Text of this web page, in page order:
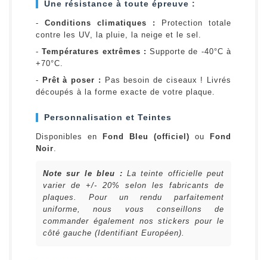
Une résistance à toute épreuve :
- Conditions climatiques :
Protection totale
contre les UV, la pluie, la neige et le sel.
-Températures extrêmes : Supporte de -40°C à
+70°C.
- Prêt à poser :
Pas besoin de ciseaux ! Livrés
découpés à la forme exacte de votre plaque.
Personnalisation et Teintes
Disponibles en Fond Bleu (officiel) ou
Fond
Noir.
Note sur le bleu : La teinte officielle peut
varier de +/- 20% selon les fabricants de
plaques. Pour un rendu parfaitement
uniforme, nous vous conseillons de
commander également nos stickers pour le
côté gauche (Identifiant Européen).